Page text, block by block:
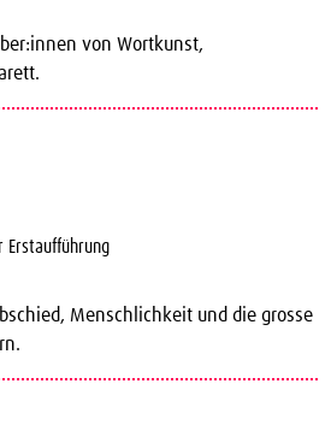
von Wortkunst,
Erstaufführung
Menschlichkeit und die grosse